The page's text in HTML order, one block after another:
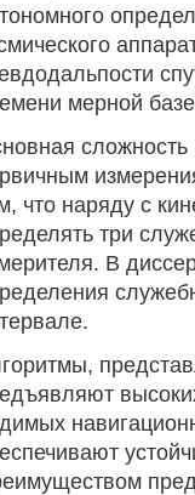
мерной
что наряду с
три
В